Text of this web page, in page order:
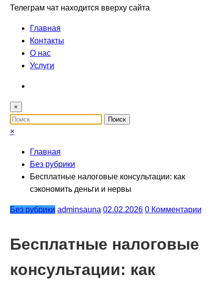
Телеграм чат находится вверху сайта
Главная
Контакты
О нас
Услуги
×
×
Главная
Без рубрики
Бесплатные налоговые консультации: как
сэкономить деньги и нервы
Без рубрики adminsauna 02.02.2026 0 Комментарии
Бесплатные налоговые
консультации: как